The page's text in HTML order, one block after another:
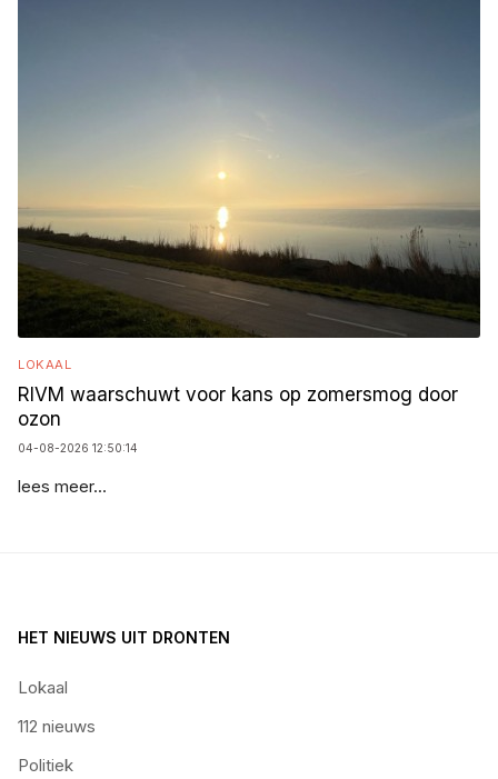
LOKAAL
RIVM waarschuwt voor kans op zomersmog door
ozon
04-08-2026 12:50:14
lees meer...
HET NIEUWS UIT DRONTEN
Lokaal
112 nieuws
Politiek